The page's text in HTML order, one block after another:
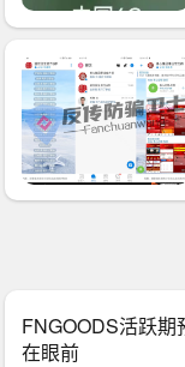
FNGOODS活跃
在眼前